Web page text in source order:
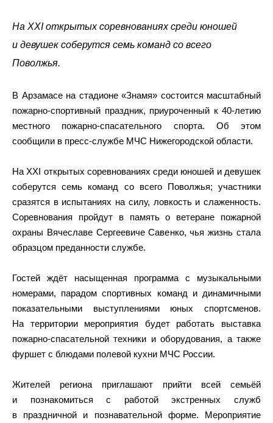
На XXI открытых соревнованиях среди юношей
и девушек соберутся семь команд со всего
Поволжья.
В Арзамасе на стадионе «Знамя» состоится масштабный
пожарно-спортивный праздник, приуроченный к 40‑летию
местного пожарно-спасательного спорта. Об этом
сообщили в пресс-службе МЧС Нижегородской области.
На XXI открытых соревнованиях среди юношей и девушек
соберутся семь команд со всего Поволжья; участники
сразятся в испытаниях на силу, ловкость и слаженность.
Соревнования пройдут в память о ветеране пожарной
охраны Вячеславе Сергеевиче Савенко, чья жизнь стала
образцом преданности службе.
Гостей ждёт насыщенная программа с музыкальными
номерами, парадом спортивных команд и динамичными
показательными выступлениями юных спортсменов.
На территории мероприятия будет работать выставка
пожарно‑спасательной техники и оборудования, а также
фуршет с блюдами полевой кухни МЧС России.
Жителей региона приглашают прийти всей семьёй
и познакомиться с работой экстренных служб
в праздничной и познавательной форме. Мероприятие